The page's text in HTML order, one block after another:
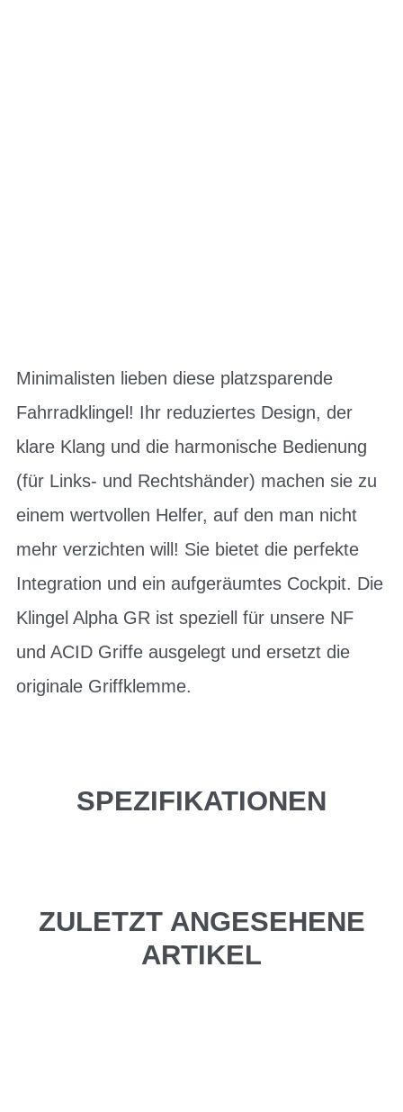
Minimalisten lieben diese platzsparende
Fahrradklingel! Ihr reduziertes Design, der
klare Klang und die harmonische Bedienung
(für Links- und Rechtshänder) machen sie zu
einem wertvollen Helfer, auf den man nicht
mehr verzichten will! Sie bietet die perfekte
Integration und ein aufgeräumtes Cockpit. Die
Klingel Alpha GR ist speziell für unsere NF
und ACID Griffe ausgelegt und ersetzt die
originale Griffklemme.
SPEZIFIKATIONEN
ZULETZT ANGESEHENE
ARTIKEL